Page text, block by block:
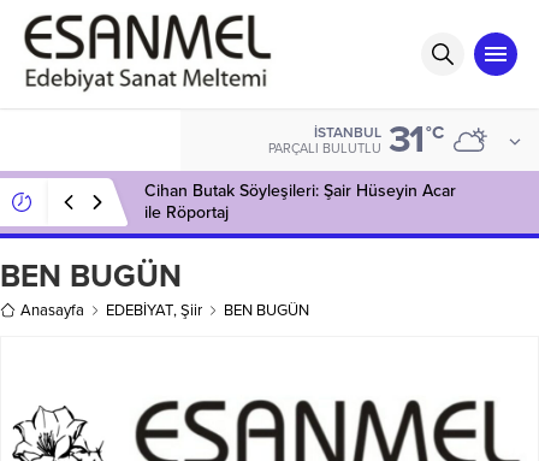
İSTANBUL
PARÇALI BULUTLU 31°C
Cihan Butak Söyleşileri: Şair Hüseyin Acar
ile Röportaj
BEN BUGÜN
Anasayfa EDEBİYAT,Şiir BEN BUGÜN